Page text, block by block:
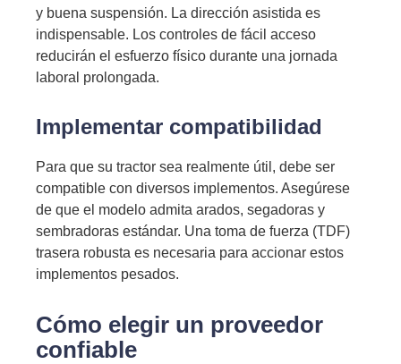
y buena suspensión. La dirección asistida es
indispensable. Los controles de fácil acceso
reducirán el esfuerzo físico durante una jornada
laboral prolongada.
Implementar compatibilidad
Para que su tractor sea realmente útil, debe ser
compatible con diversos implementos. Asegúrese
de que el modelo admita arados, segadoras y
sembradoras estándar. Una toma de fuerza (TDF)
trasera robusta es necesaria para accionar estos
implementos pesados.
Cómo elegir un proveedor
confiable